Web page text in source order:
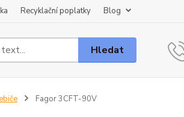
Recyklační poplatky Blog
Hledat
Fagor 3CFT-90V